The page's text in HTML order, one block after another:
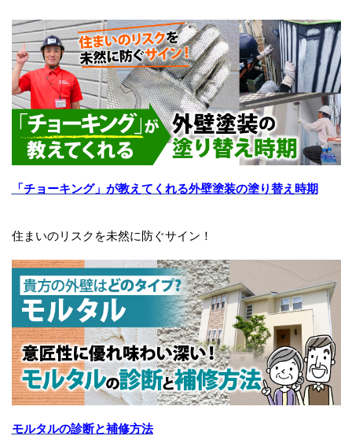
「チョーキング」が教えてくれる外壁塗装の塗り替え時期
住まいのリスクを未然に防ぐサイン！
モルタルの診断と補修方法